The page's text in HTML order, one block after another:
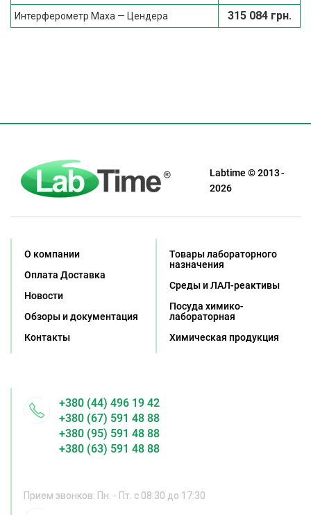
Интерферометр Маха — Цендера 315 084 грн.
Labtime © 2013 -
2026
О компании
Оплата Доставка
Новости
Обзоры и документация
Контакты
Товары лабораторного
назначения
Среды и ЛАЛ-реактивы
Посуда химико-
лабораторная
Химическая продукция
+380 (44) 496 19 42
+380 (67) 591 48 88
+380 (95) 591 48 88
+380 (63) 591 48 88
Прием звонков: Пн. - Пт. с 08:30 до 17:30